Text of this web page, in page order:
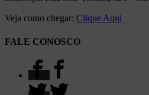
Veja como chegar: Clique Aqui
FALE CONOSCO